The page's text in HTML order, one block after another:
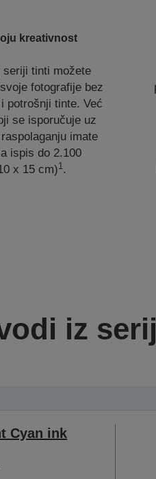
kreativnost
tinti možete
fotografije bez
potrošnji tinte. Već
se isporučuje uz
imate
ispis do 2.100
x 15 cm)1.
iz
Cyan ink